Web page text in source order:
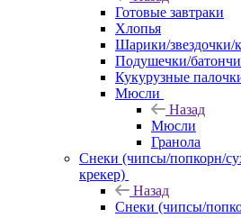
Готовые завтраки
Хлопья
Шарики/звездочки/
Подушечки/
Кукурузные
Мюсли
Назад
Мюсли
Гранола
Снеки (чипсы/попкорн/
крекер)
Назад
Снеки (чипсы/